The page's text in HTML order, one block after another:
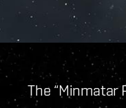
The “Minmatar